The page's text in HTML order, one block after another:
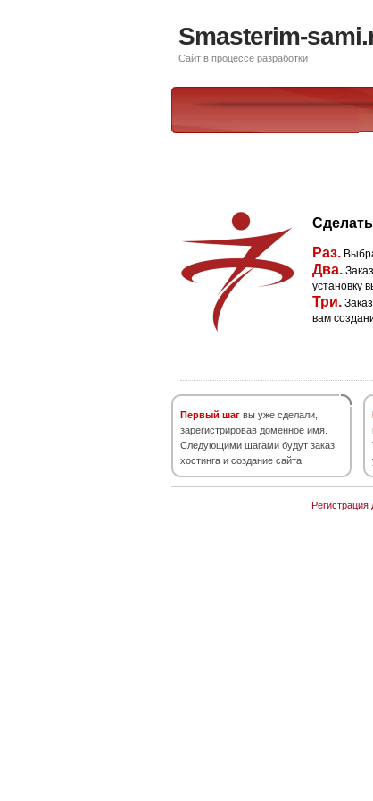
Smasterim-
Сайт в процессе разработки
Раз.
Два.
установку
Три.
вам
Первый шаг вы уже сделали,
зарегистрировав доменное имя.
Следующими шагами будут заказ
хостинга и создание сайта.
Регистрация